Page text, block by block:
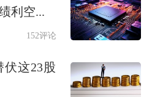
美国总统特朗普当地
利空...
152评论
这23股